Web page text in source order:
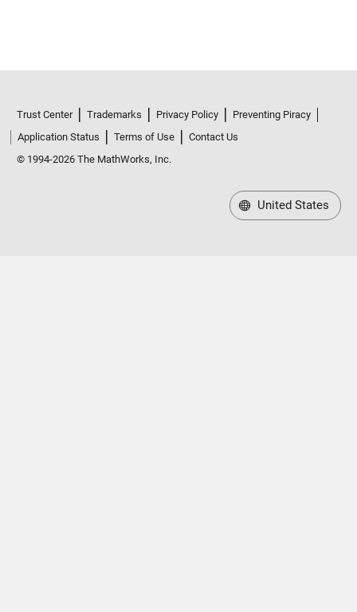
Trust Center Trademarks Privacy Policy
Preventing Piracy
Application Status
Terms of Use
Contact Us
© 1994-2026 The MathWorks, Inc.
United States